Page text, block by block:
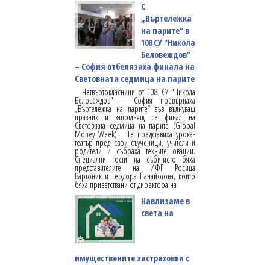
С
„Въртележка
на парите“ в
108 СУ "Никола
Беловеждов"
– София отбелязаха финала на
Световната седмица на парите
Четвъртокласници от 108 СУ "Никола
Беловеждов" – София превърнаха
„Въртележка на парите“ във вълнуващ
празник и запомнящ се финал на
Световната седмица на парите (Global
Money Week). Те представиха урока-
театър пред свои съученици, учители и
родители и събраха техните овации.
Специални гости на събитието бяха
представителите на ИФГ Росица
Вартоник и Теодора Панайотова, които
бяха приветствани от директора на
Навлизаме в
света на
имуществените застраховки с